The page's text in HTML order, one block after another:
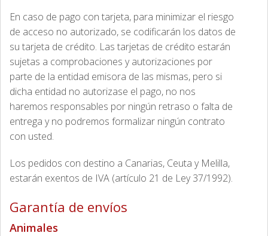
En caso de pago con tarjeta, para minimizar el riesgo
de acceso no autorizado, se codificarán los datos de
su tarjeta de crédito. Las tarjetas de crédito estarán
sujetas a comprobaciones y autorizaciones por
parte de la entidad emisora de las mismas, pero si
dicha entidad no autorizase el pago, no nos
haremos responsables por ningún retraso o falta de
entrega y no podremos formalizar ningún contrato
con usted.
Los pedidos con destino a Canarias, Ceuta y Melilla,
estarán exentos de IVA (artículo 21 de Ley 37/1992).
Garantía de envíos
Animales